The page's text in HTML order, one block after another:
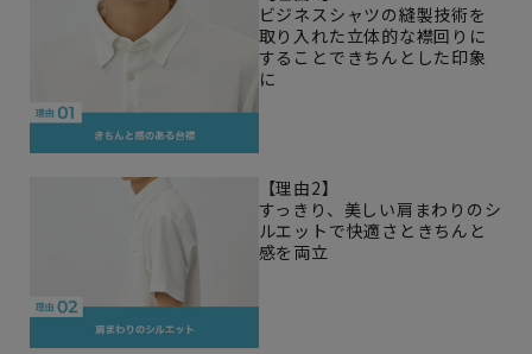
ビジネスシャツの縫製技術を
取り入れた立体的な襟回りに
することできちんとした印象
に
【理由2】
すっきり、美しい肩まわりのシ
ルエットで快適さときちんと
感を両立